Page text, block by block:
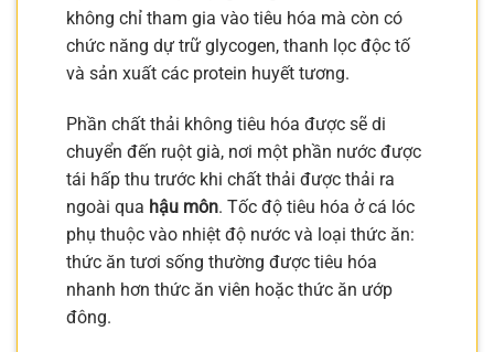
không chỉ tham gia vào tiêu hóa mà còn có
chức năng dự trữ glycogen, thanh lọc độc tố
và sản xuất các protein huyết tương.
Phần chất thải không tiêu hóa được sẽ di
chuyển đến ruột già, nơi một phần nước được
tái hấp thu trước khi chất thải được thải ra
ngoài qua hậu môn. Tốc độ tiêu hóa ở cá lóc
phụ thuộc vào nhiệt độ nước và loại thức ăn:
thức ăn tươi sống thường được tiêu hóa
nhanh hơn thức ăn viên hoặc thức ăn ướp
đông.